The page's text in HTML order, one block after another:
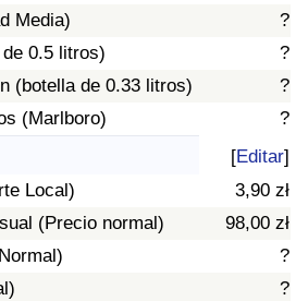
Media)
?
0.5 litros)
?
(botella de 0.33 litros)
?
(Marlboro)
?
[Editar]
Local)
3,90 zł
(Precio normal)
98,00 zł
?
?